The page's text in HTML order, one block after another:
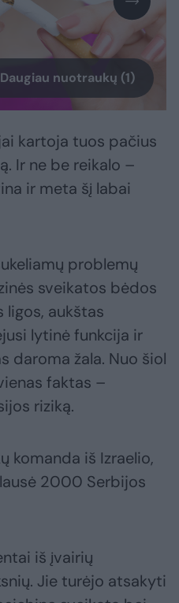
Daugiau nuotraukų (1)
kartoja tuos pačius
Ir ne be reikalo –
ir meta šį labai
problemų
sveikatos bėdos
ligos, aukštas
lytinė funkcija ir
daroma žala. Nuo šiol
faktas –
riziką.
komanda iš Izraelio,
2000 Serbijos
iš įvairių
Jie turėjo atsakyti